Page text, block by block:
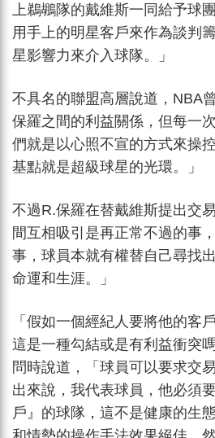
上鵜鶘隊的戴維斯一同給予球
用手上的明星客戶來作為談判
星影響力來介入球隊。」
不具名的聯盟高層說道，NBA
保羅之間的利益關係，但每一
們就是以心照不宣的方式來操
基點就是超級球星的光環。」
不過R.保羅在替戴維斯提出交
間互相吸引是再正常不過的事
事，球員本就有權替自己尋找
命運和生涯。」
「假如一個經紀人要將他的客
這是一種勾結或是有利益衝突
問時說道，「球員可以要求交
出來說，我代表球員，他必須
戶』的球隊，這不是健康的生